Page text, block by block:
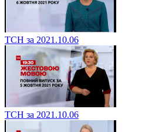
ТСН за 2021.10.06
ТСН за 2021.10.06